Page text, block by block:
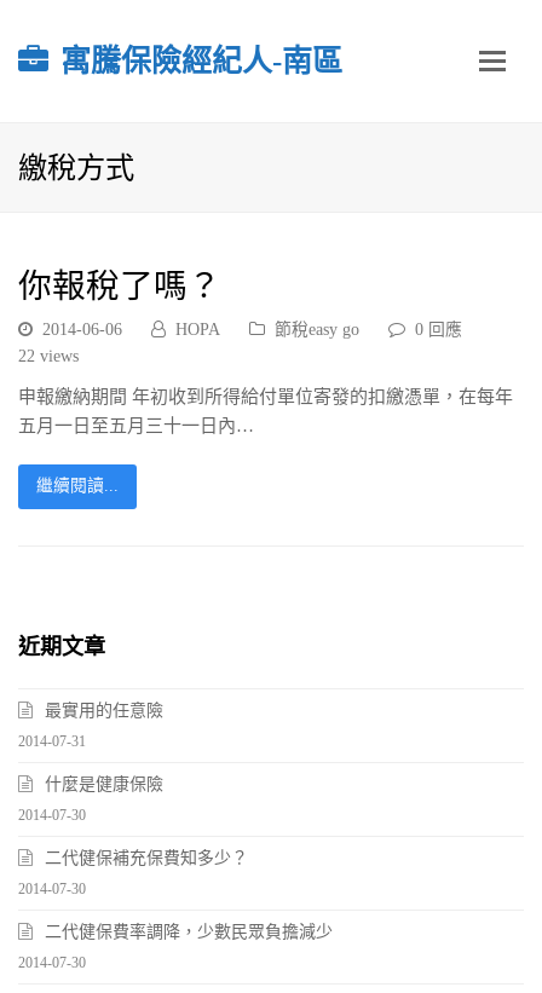
寓騰保險經紀人-南區
繳稅方式
你報稅了嗎？
2014-06-06 HOPA 節稅easy go
0 回應
22 views
申報繳納期間 年初收到所得給付單位寄發的扣繳憑單，在每年
五月一日至五月三十一日內…
繼續閱讀...
近期文章
最實用的任意險
2014-07-31
什麼是健康保險
2014-07-30
二代健保補充保費知多少？
2014-07-30
二代健保費率調降，少數民眾負擔減少
2014-07-30